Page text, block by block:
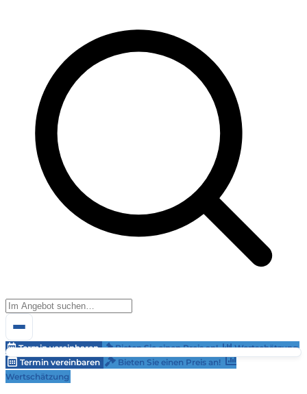
Termin vereinbaren Bieten Sie einen Preis an!
Wertschätzung
Termin vereinbaren
Bieten Sie einen Preis an!
Wertschätzung